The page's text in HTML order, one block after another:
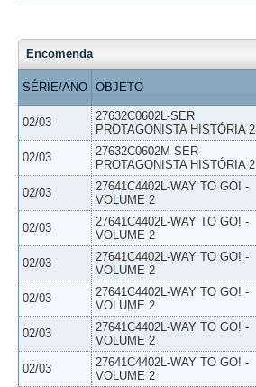
Encomenda
SÉRIE/ANO OBJETO
02/03
27632C0602L-SER
PROTAGONISTA HISTÓRIA 2
02/03
27632C0602M-SER
PROTAGONISTA HISTÓRIA 2
02/03
27641C4402L-WAY TO GO! -
VOLUME 2
02/03
27641C4402L-WAY TO GO! -
VOLUME 2
02/03
27641C4402L-WAY TO GO! -
VOLUME 2
02/03
27641C4402L-WAY TO GO! -
VOLUME 2
02/03
27641C4402L-WAY TO GO! -
VOLUME 2
02/03
27641C4402L-WAY TO GO! -
VOLUME 2